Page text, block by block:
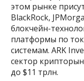
этом рынке
BlackRock,
блокчейн-
платформы по
системам. ARK
сектор
до $11 трлн.